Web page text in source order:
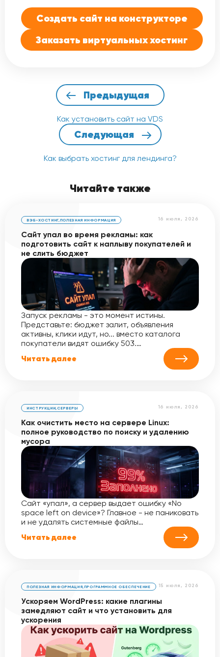
Создать сайт на конструкторе
Заказать виртуальных хостинг
Предыдущая
Как установить сайт на VDS
Следующая
Как выбрать хостинг для лендинга?
Читайте также
16 июля, 2026
ВЭБ-ХОСТИНГ,ПОЛЕЗНАЯ ИНФОРМАЦИЯ
Сайт упал во время рекламы: как
подготовить сайт к наплыву покупателей и
не слить бюджет
Запуск рекламы - это момент истины.
Представьте: бюджет залит, объявления
активны, клики идут, но... вместо каталога
покупатели видят ошибку 503.…
Читать далее
16 июля, 2026
ИНСТРУКЦИИ, СЕРВЕРЫ
Как очистить место на сервере Linux:
полное руководство по поиску и удалению
мусора
Сайт «упал», а сервер выдает ошибку «No
space left on device»? Главное - не паниковать
и не удалять системные файлы…
Читать далее
15 июля, 2026
ПОЛЕЗНАЯ ИНФОРМАЦИЯ,ПРОГРАММНОЕ ОБЕСПЕЧЕНИЕ
Ускоряем WordPress: какие плагины
замедляют сайт и что установить для
ускорения